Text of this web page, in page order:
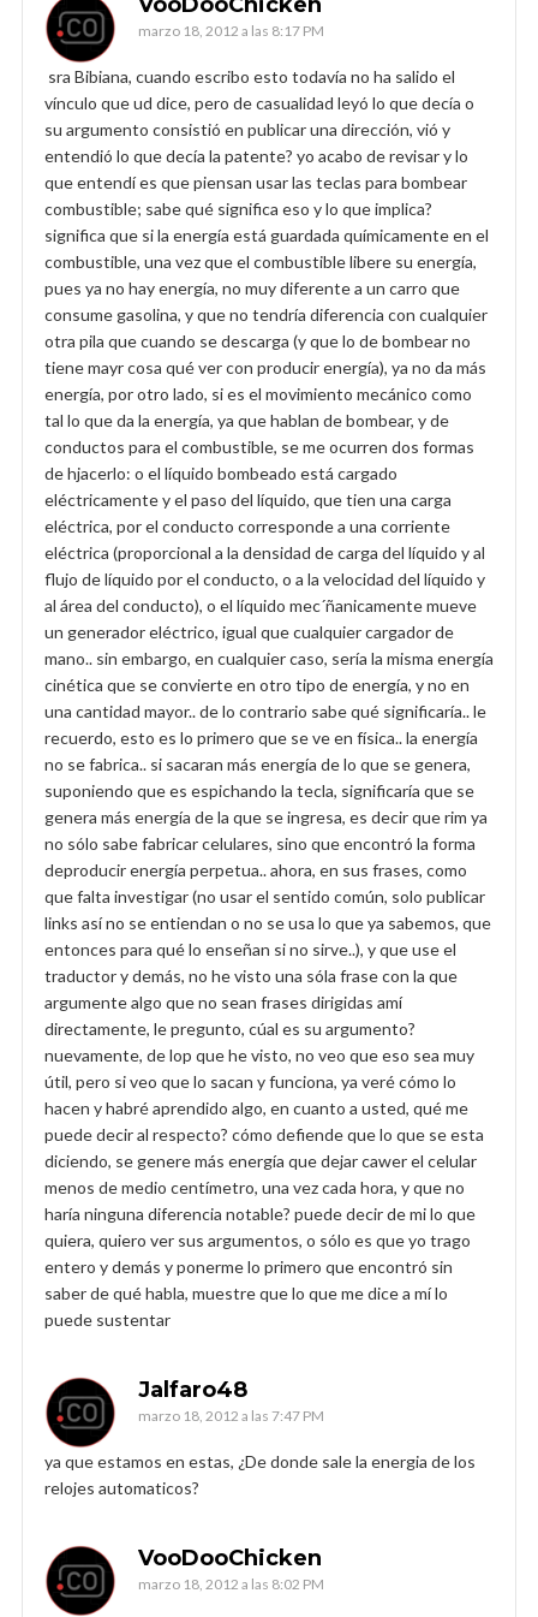
marzo 18, 2012 a las 8:17 PM
sra Bibiana, cuando escribo esto todavía no ha salido el
vínculo que ud dice, pero de casualidad leyó lo que decía o
su argumento consistió en publicar una dirección, vió y
entendió lo que decía la patente? yo acabo de revisar y lo
que entendí es que piensan usar las teclas para bombear
combustible; sabe qué significa eso y lo que implica?
significa que si la energía está guardada químicamente en el
combustible, una vez que el combustible libere su energía,
pues ya no hay energía, no muy diferente a un carro que
consume gasolina, y que no tendría diferencia con cualquier
otra pila que cuando se descarga (y que lo de bombear no
tiene mayr cosa qué ver con producir energía), ya no da más
energía, por otro lado, si es el movimiento mecánico como
tal lo que da la energía, ya que hablan de bombear, y de
conductos para el combustible, se me ocurren dos formas
de hjacerlo: o el líquido bombeado está cargado
eléctricamente y el paso del líquido, que tien una carga
eléctrica, por el conducto corresponde a una corriente
eléctrica (proporcional a la densidad de carga del líquido y al
flujo de líquido por el conducto, o a la velocidad del líquido y
al área del conducto), o el líquido mec´ñanicamente mueve
un generador eléctrico, igual que cualquier cargador de
mano.. sin embargo, en cualquier caso, sería la misma energía
cinética que se convierte en otro tipo de energía, y no en
una cantidad mayor.. de lo contrario sabe qué significaría.. le
recuerdo, esto es lo primero que se ve en física.. la energía
no se fabrica.. si sacaran más energía de lo que se genera,
suponiendo que es espichando la tecla, significaría que se
genera más energía de la que se ingresa, es decir que rim ya
no sólo sabe fabricar celulares, sino que encontró la forma
deproducir energía perpetua.. ahora, en sus frases, como
que falta investigar (no usar el sentido común, solo publicar
links así no se entiendan o no se usa lo que ya sabemos, que
entonces para qué lo enseñan si no sirve..), y que use el
traductor y demás, no he visto una sóla frase con la que
argumente algo que no sean frases dirigidas amí
directamente, le pregunto, cúal es su argumento?
nuevamente, de lop que he visto, no veo que eso sea muy
útil, pero si veo que lo sacan y funciona, ya veré cómo lo
hacen y habré aprendido algo, en cuanto a usted, qué me
puede decir al respecto? cómo defiende que lo que se esta
diciendo, se genere más energía que dejar cawer el celular
menos de medio centímetro, una vez cada hora, y que no
haría ninguna diferencia notable? puede decir de mi lo que
quiera, quiero ver sus argumentos, o sólo es que yo trago
entero y demás y ponerme lo primero que encontró sin
saber de qué habla, muestre que lo que me dice a mí lo
puede sustentar
Jalfaro48
marzo 18, 2012 a las 7:47 PM
ya que estamos en estas, ¿De donde sale la energia de los
relojes automaticos?
VooDooChicken
marzo 18, 2012 a las 8:02 PM